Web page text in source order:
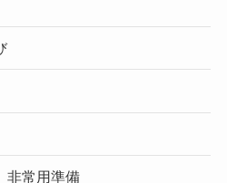
非常用準備